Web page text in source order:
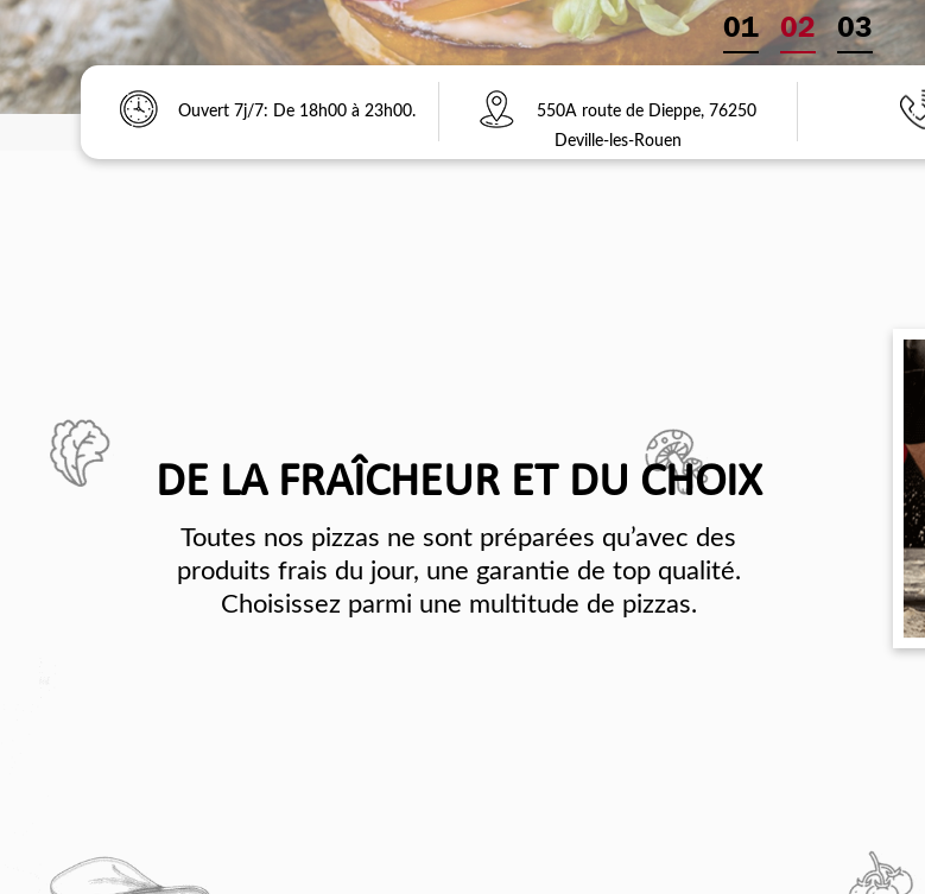
01 02 03
Ouvert 7j/7: De 18h00 à 23h00.
550A route de Dieppe, 76250
Deville-les-Rouen
DE LA FRAÎCHEUR ET DU CHOIX
Toutes nos pizzas ne sont préparées qu’avec des
produits frais du jour, une garantie de top qualité.
Choisissez parmi une multitude de pizzas.